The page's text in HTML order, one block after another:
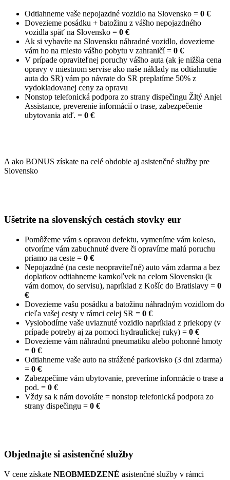
Odtiahneme vaše nepojazdné vozidlo na Slovensko = 0 €
Dovezieme posádku + batožinu z vášho nepojazdného
vozidla späť na Slovensko = 0 €
Ak si vybavíte na Slovensku náhradné vozidlo, dovezieme
vám ho na miesto vášho pobytu v zahraničí = 0 €
V prípade opraviteľnej poruchy vášho auta (ak je nižšia cena
opravy v miestnom servise ako naše náklady na odtiahnutie
auta do SR) vám po návrate do SR preplatíme 50% z
vydokladovanej ceny za opravu
Nonstop telefonická podpora zo strany dispečingu Žltý Anjel
Assistance, preverenie informácií o trase, zabezpečenie
ubytovania atď. = 0 €
A ako BONUS získate na celé obdobie aj asistenčné služby pre
Slovensko
Ušetrite na slovenských cestách stovky eur
Pomôžeme vám s opravou defektu, vymeníme vám koleso,
otvoríme vám zabuchnuté dvere či opravíme malú poruchu
priamo na ceste = 0 €
Nepojazdné (na ceste neopraviteľné) auto vám zdarma a bez
doplatkov odtiahneme kamkoľvek na celom Slovensku (k
vám domov, do servisu), napríklad z Košíc do Bratislavy = 0
€
Dovezieme vašu posádku a batožinu náhradným vozidlom do
cieľa vašej cesty v rámci celej SR = 0 €
Vyslobodíme vaše uviaznuté vozidlo napríklad z priekopy (v
prípade potreby aj za pomoci hydraulickej ruky) = 0 €
Dovezieme vám náhradnú pneumatiku alebo pohonné hmoty
= 0 €
Odtiahneme vaše auto na strážené parkovisko (3 dni zdarma)
= 0 €
Zabezpečíme vám ubytovanie, preveríme informácie o trase a
pod. = 0 €
Vždy sa k nám dovoláte = nonstop telefonická podpora zo
strany dispečingu = 0 €
Objednajte si asistenčné služby
V cene získate NEOBMEDZENÉ asistenčné služby v rámci